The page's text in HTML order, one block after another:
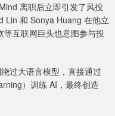
离职后立即引发了风投
Lin 和 Sonya Huang 在他立
互联网巨头也意图参与投
过大语言模型，直接通过
）训练 AI，最终创造